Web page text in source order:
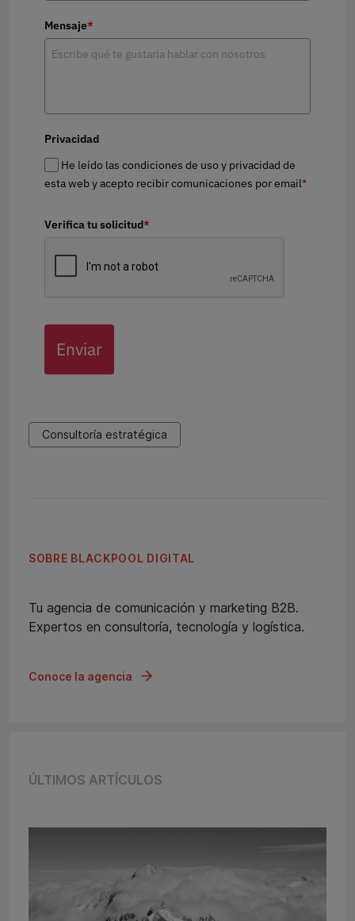
Mensaje*
Privacidad
He leído las condiciones de uso y privacidad de
esta web y acepto recibir comunicaciones por email*
Verifica tu solicitud*
Enviar
Consultoría estratégica
SOBRE BLACKPOOL DIGITAL
Tu agencia de comunicación y marketing B2B.
Expertos en consultoría, tecnología y logística.
Conoce la agencia
ÚLTIMOS ARTÍCULOS